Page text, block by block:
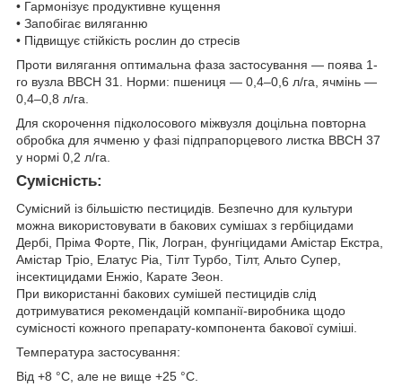
• Гармонізує продуктивне кущення
• Запобігає виляганню
• Підвищує стійкість рослин до стресів
Проти вилягання оптимальна фаза застосування — поява 1-
го вузла ВВСН 31. Норми: пшениця — 0,4–0,6 л/га, ячмінь —
0,4–0,8 л/га.
Для скорочення підколосового міжвузля доцільна повторна
обробка для ячменю у фазі підпрапорцевого листка ВВСН 37
у нормі 0,2 л/га.
Сумісність:
Сумісний із більшістю пестицидів. Безпечно для культури
можна використовувати в бакових сумішах з гербіцидами
Дербі, Пріма Форте, Пік, Логран, фунгіцидами Амістар Екстра,
Амістар Тріо, Елатус Ріа, Тілт Турбо, Тілт, Альто Супер,
інсектицидами Енжіо, Карате Зеон.
При використанні бакових сумішей пестицидів слід
дотримуватися рекомендацій компанії-виробника щодо
сумісності кожного препарату-компонента бакової суміші.
Температура застосування:
Від +8 °С, але не вище +25 °С.